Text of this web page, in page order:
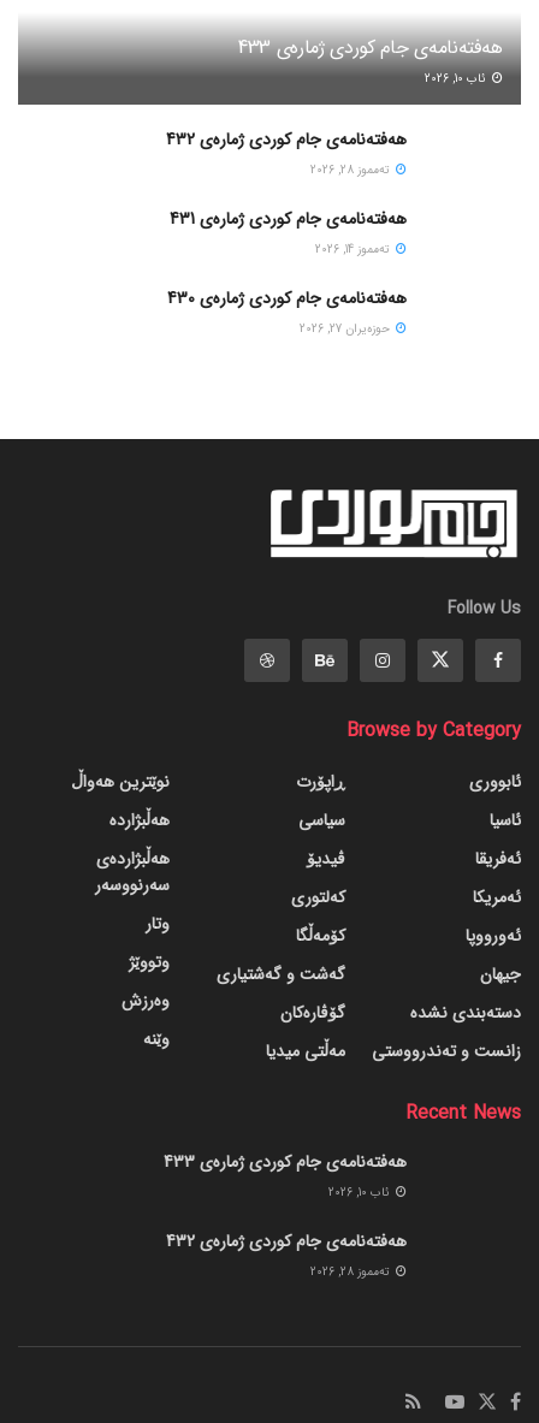
هەفتەنامەی جام کوردی ژمارەی 433
ئاب 10, 2026
هەفتەنامەی جام کوردی ژمارەی 432
ته‌مموز 28, 2026
هەفتەنامەی جام کوردی ژمارەی 431
ته‌مموز 14, 2026
هەفتەنامەی جام کوردی ژمارەی 430
حوزه‌یران 27, 2026
Follow Us
Browse by Category
ئابووری
ئاسیا
ئەفریقا
ئەمریکا
ئەورووپا
جیهان
دسته‌بندی نشده
زانست و تەندرووستی
ڕاپۆرت
سیاسی
ڤیدیۆ
کەلتوری
کۆمەڵگا
گه‌شت و گه‌شتیاری
گۆڤاره‌کان
مەڵتی میدیا
نوێترین هەواڵ
هەڵبژاردە
هەڵبژاردەی
سەرنووسەر
وتار
وتووێژ
وەرزش
وێنە
Recent News
هەفتەنامەی جام کوردی ژمارەی 433
ئاب 10, 2026
هەفتەنامەی جام کوردی ژمارەی 432
ته‌مموز 28, 2026